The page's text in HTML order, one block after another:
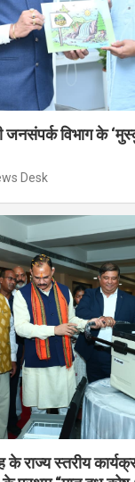
विभाग के
Desk
के राज्य स्तरीय